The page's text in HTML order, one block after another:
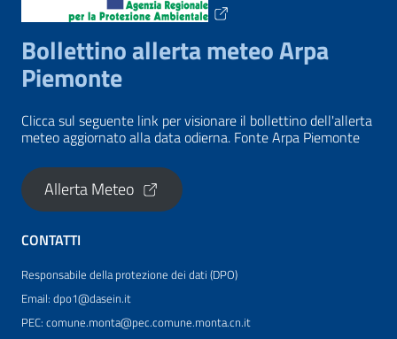
Bollettino allerta meteo Arpa
Piemonte
Clicca sul seguente link per visionare il bollettino dell'allerta
meteo aggiornato alla data odierna. Fonte Arpa Piemonte
Allerta Meteo
CONTATTI
Responsabile della protezione dei dati (DPO)
Email: dpo1@dasein.it
PEC: comune.monta@pec.comune.monta.cn.it